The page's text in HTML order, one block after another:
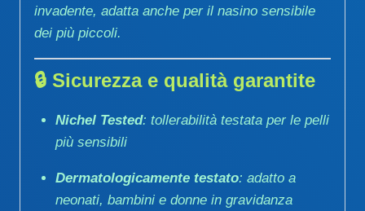
invadente, adatta anche per il nasino sensibile
dei più piccoli.
🔒 Sicurezza e qualità garantite
Nichel Tested: tollerabilità testata per le pelli
più sensibili
Dermatologicamente testato: adatto a
neonati, bambini e donne in gravidanza